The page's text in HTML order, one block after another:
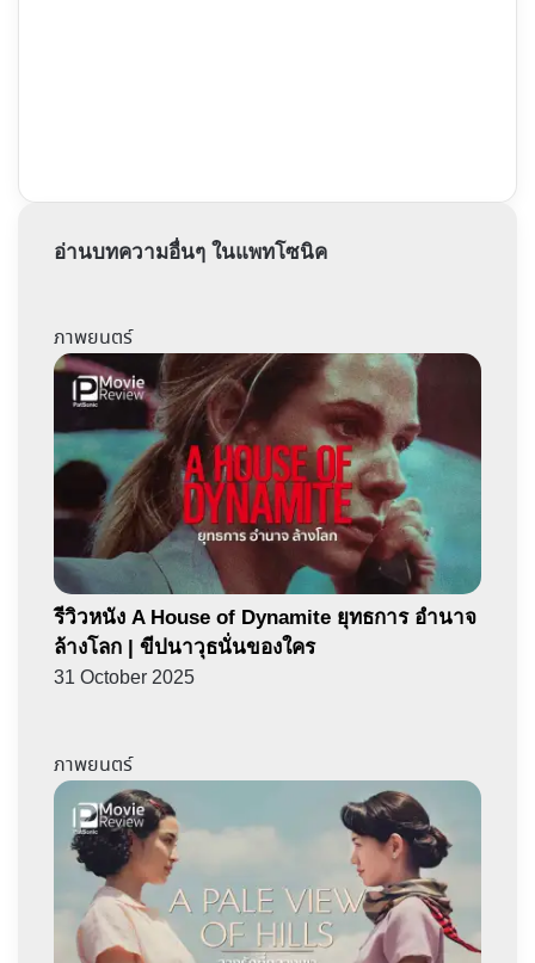
อ่านบทความอื่นๆ ในแพทโซนิค
ภาพยนตร์
รีวิวหนัง A House of Dynamite ยุทธการ อำนาจ
ล้างโลก | ขีปนาวุธนั่นของใคร
31 October 2025
ภาพยนตร์